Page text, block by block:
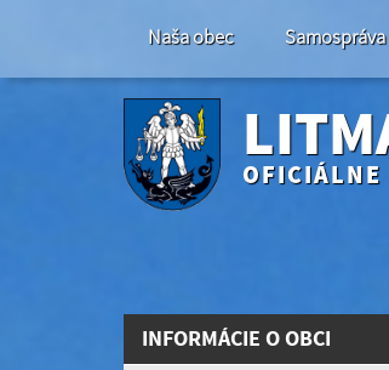
Naša obec Samospráva
OFICIÁLNE
INFORMÁCIE O OBCI